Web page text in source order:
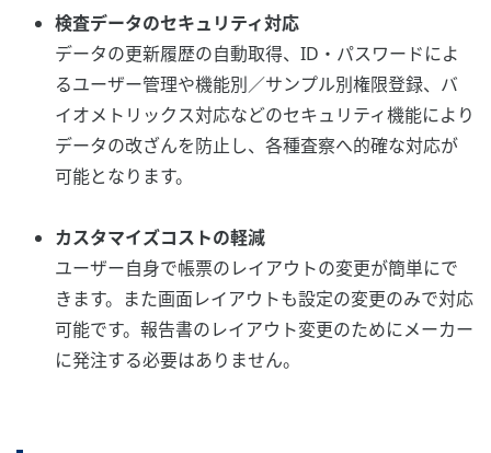
検査データのセキュリティ対応
データの更新履歴の自動取得、ID・パスワードによ
るユーザー管理や機能別／サンプル別権限登録、バ
イオメトリックス対応などのセキュリティ機能により
データの改ざんを防止し、各種査察へ的確な対応が
可能となります。
カスタマイズコストの軽減
ユーザー自身で帳票のレイアウトの変更が簡単にで
きます。また画面レイアウトも設定の変更のみで対応
可能です。報告書のレイアウト変更のためにメーカー
に発注する必要はありません。